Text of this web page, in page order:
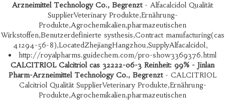
Arzneimittel Technology Co., Begrenzt- Alfacalcidol Qualität
SupplierVeterinary Produkte,Ernährung-
Produkte,Agrochemikalien,pharmazeutischen
Wirkstoffen,Benutzerdefinierte systhesis,Contract manufacturing(cas
41294-56-8),LocatedZhejiangHangzhou,SupplyAlfacalcidol。
http://royalpharms.guidechem.com/pro-show3369376.html
CALCITRIOL Calcitriol cas 32222-06-3 Reinheit: 99% - Jinlan
Pharm-Arzneimittel Technology Co., Begrenzt- CALCITRIOL
Calcitriol Qualität SupplierVeterinary Produkte,Ernährung-
Produkte,Agrochemikalien,pharmazeutischen